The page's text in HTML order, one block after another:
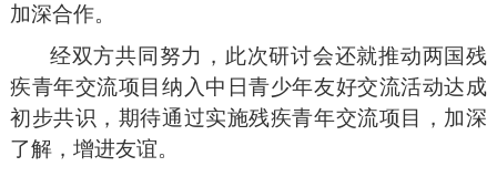
加深合作。
经双方共同努力，此次研讨会还就推动两国残
疾青年交流项目纳入中日青少年友好交流活动达成
初步共识，期待通过实施残疾青年交流项目，加深
了解，增进友谊。